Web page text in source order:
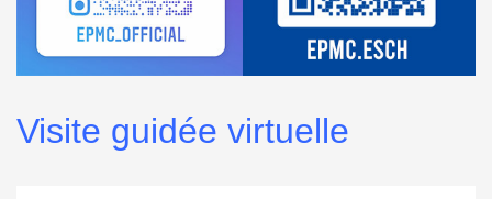
Visite guidée virtuelle